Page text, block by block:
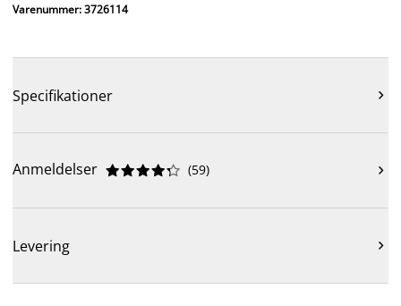
Varenummer: 3726114
Specifikationer 
Anmeldelser 




 (59) 
Levering 